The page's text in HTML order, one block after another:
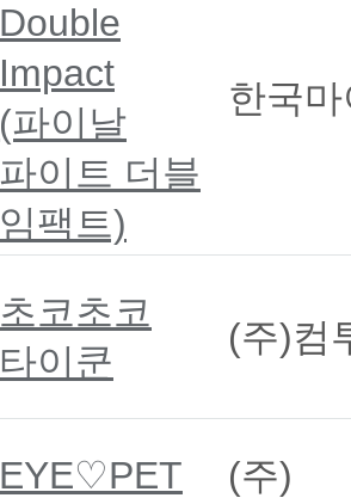
Double
Impact
(파이날
파이트 더블
임팩트)
한국
초코초코
타이쿤
(주)컴
EYE♡PET
(주)